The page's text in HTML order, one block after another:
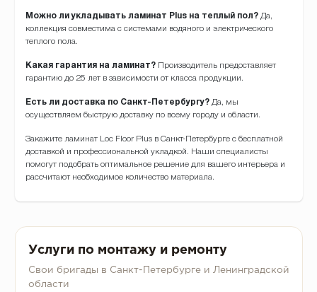
Можно ли укладывать ламинат Plus на теплый пол?Да,
коллекция совместима с системами водяного и электрического
теплого пола.
Какая гарантия на ламинат?Производитель предоставляет
гарантию до 25 лет в зависимости от класса продукции.
Есть ли доставка по Санкт-Петербургу?Да, мы
осуществляем быструю доставку по всему городу и области.
Закажите ламинат Loc Floor Plus в Санкт-Петербурге с бесплатной
доставкой и профессиональной укладкой. Наши специалисты
помогут подобрать оптимальное решение для вашего интерьера и
рассчитают необходимое количество материала.
Услуги по монтажу и ремонту
Свои бригады в Санкт-Петербурге и Ленинградской
области